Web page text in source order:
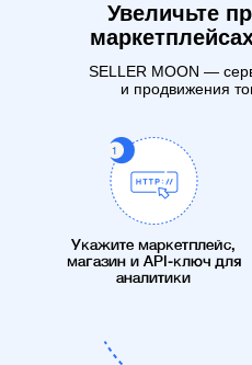
Увеличьте
SELLER MOON —
и продвижения
Укажите маркетплейс,
магазин и API-ключ для
аналитики